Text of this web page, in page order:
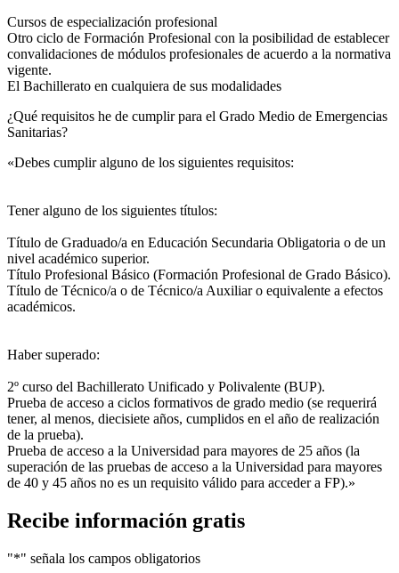
Cursos de especialización profesional
Otro ciclo de Formación Profesional con la posibilidad de establecer
convalidaciones de módulos profesionales de acuerdo a la normativa
vigente.
El Bachillerato en cualquiera de sus modalidades
¿Qué requisitos he de cumplir para el Grado Medio de Emergencias
Sanitarias?
«Debes cumplir alguno de los siguientes requisitos:
Tener alguno de los siguientes títulos:
Título de Graduado/a en Educación Secundaria Obligatoria o de un
nivel académico superior.
Título Profesional Básico (Formación Profesional de Grado Básico).
Título de Técnico/a o de Técnico/a Auxiliar o equivalente a efectos
académicos.
Haber superado:
2º curso del Bachillerato Unificado y Polivalente (BUP).
Prueba de acceso a ciclos formativos de grado medio (se requerirá
tener, al menos, diecisiete años, cumplidos en el año de realización
de la prueba).
Prueba de acceso a la Universidad para mayores de 25 años (la
superación de las pruebas de acceso a la Universidad para mayores
de 40 y 45 años no es un requisito válido para acceder a FP).»
Recibe información gratis
"*" señala los campos obligatorios